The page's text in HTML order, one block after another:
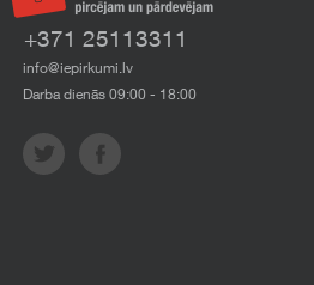
+371 25113311
info@iepirkumi.lv
Darba dienās 09:00 - 18:00